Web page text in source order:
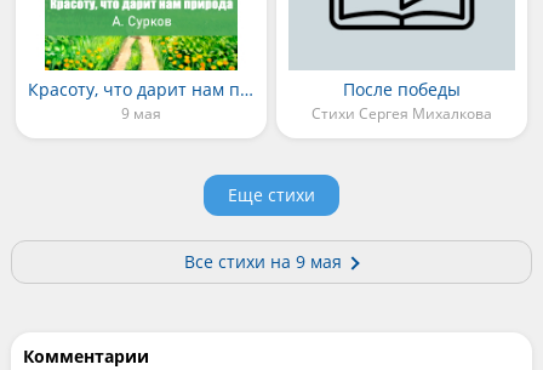
Красоту, что дарит нам природа
9 мая
После победы
Стихи Сергея Михалкова
Еще стихи
Все стихи на 9 мая
Комментарии